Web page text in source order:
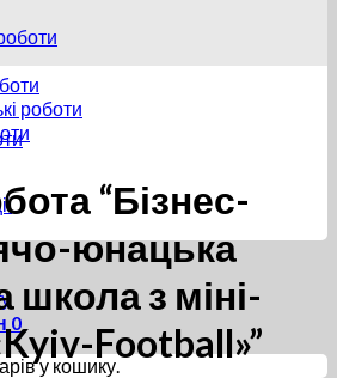
роботи
0
у кошику.
“Бізнес-
юнацька
школа з міні-
Football»”